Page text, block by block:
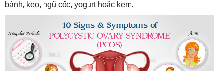
bánh, kẹo, ngũ cốc, yogurt hoặc kem.